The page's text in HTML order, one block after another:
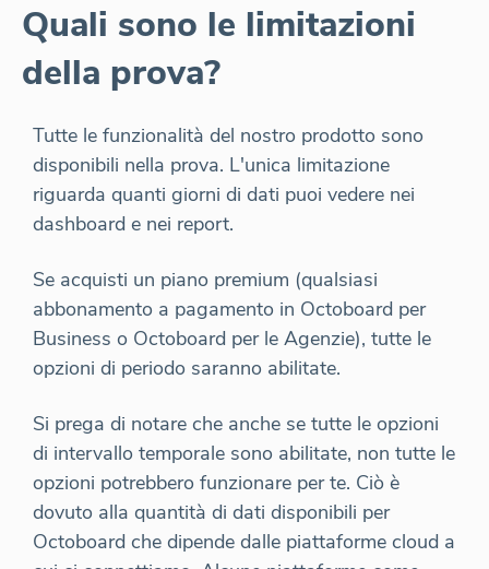
Quali sono le limitazioni
della prova?
Tutte le funzionalità del nostro prodotto sono
disponibili nella prova. L'unica limitazione
riguarda quanti giorni di dati puoi vedere nei
dashboard e nei report.
Se acquisti un piano premium (qualsiasi
abbonamento a pagamento in Octoboard per
Business o Octoboard per le Agenzie), tutte le
opzioni di periodo saranno abilitate.
Si prega di notare che anche se tutte le opzioni
di intervallo temporale sono abilitate, non tutte le
opzioni potrebbero funzionare per te. Ciò è
dovuto alla quantità di dati disponibili per
Octoboard che dipende dalle piattaforme cloud a